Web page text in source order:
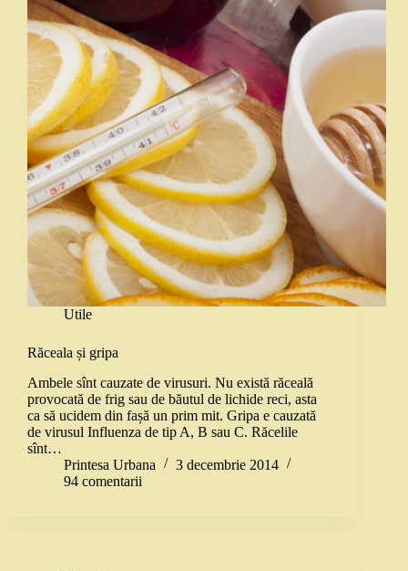
Utile
Răceala și gripa
Ambele sînt cauzate de virusuri. Nu există răceală
provocată de frig sau de băutul de lichide reci, asta
ca să ucidem din fașă un prim mit. Gripa e cauzată
de virusul Influenza de tip A, B sau C. Răcelile
sînt…
Printesa Urbana
3 decembrie 2014
94 comentarii